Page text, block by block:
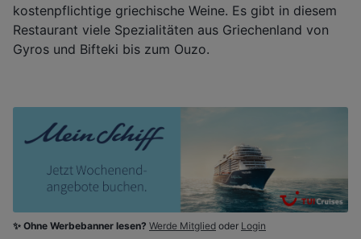
kostenpflichtige griechische Weine. Es gibt in diesem
Restaurant viele Spezialitäten aus Griechenland von
Gyros und Bifteki bis zum Ouzo.
✨ Ohne Werbebanner lesen? Werde Mitglied oder Login